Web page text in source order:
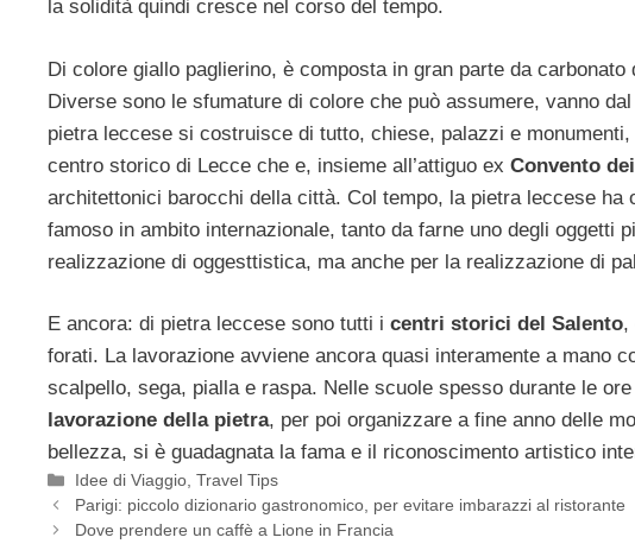
la solidità quindi cresce nel corso del tempo.
Di colore giallo paglierino, è composta in gran parte da
Diverse sono le sfumature di colore che può assumere, vanno dal
pietra leccese si costruisce di tutto, chiese, palazzi e
centro storico di Lecce che e, insieme all’attiguo ex Convento
architettonici barocchi della città. Col tempo, la pietra leccese ha
famoso in ambito internazionale, tanto da farne uno degli oggetti
realizzazione di oggesttistica, ma anche per la realizzazione di
E ancora: di pietra leccese sono tutti i centri storici del Salento,
forati. La lavorazione avviene ancora quasi interamente a mano
scalpello, sega, pialla e raspa. Nelle scuole spesso durante le
lavorazione della pietra, per poi organizzare a fine anno delle
bellezza, si è guadagnata la fama e il riconoscimento artistico
Categorie
Idee di Viaggio,Travel Tips
Parigi: piccolo dizionario gastronomico, per evitare imbarazzi al ristorante
Dove prendere un caffè a Lione in Francia